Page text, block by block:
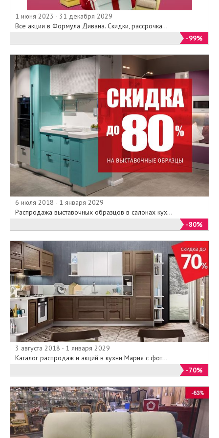
1 июня 2023 - 31 декабря 2029
Все акции в Формула Дивана. Скидки, рассрочка...
-99%
6 июля 2018 - 1 января 2029
Распродажа выставочных образцов в салонах кух...
-80%
3 августа 2018 - 1 января 2029
Каталог распродаж и акций в кухни Мария с фот...
-70%